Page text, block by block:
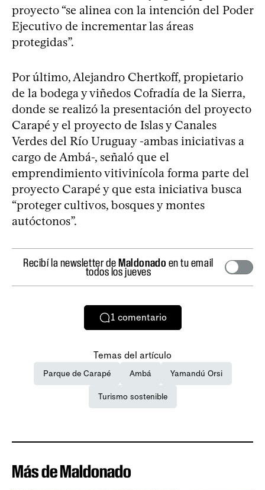
proyecto “se alinea con la intención del Poder
Ejecutivo de incrementar las áreas
protegidas”.
Por último, Alejandro Chertkoff, propietario
de la bodega y viñedos Cofradía de la Sierra,
donde se realizó la presentación del proyecto
Carapé y el proyecto de Islas y Canales
Verdes del Río Uruguay -ambas iniciativas a
cargo de Ambá-, señaló que el
emprendimiento vitivinícola forma parte del
proyecto Carapé y que esta iniciativa busca
“proteger cultivos, bosques y montes
autóctonos”.
Recibí la newsletter deMaldonado en tu email
todos los jueves
1 comentario
Temas del artículo
Parque de Carapé Ambá Yamandú Orsi
Turismo sostenible
Más de Maldonado